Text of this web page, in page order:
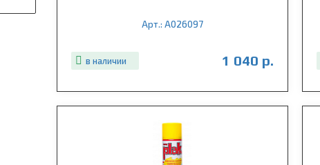
Арт.: A026097
в наличии 1 040 р.